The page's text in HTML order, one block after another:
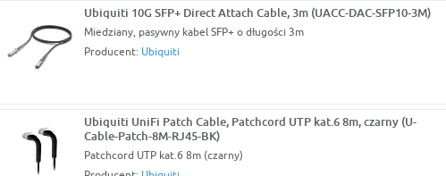
Ubiquiti 10G SFP+ Direct Attach Cable, 3m (UACC-DAC-SFP10-3M)
Miedziany, pasywny kabel SFP+ o długości 3m
Producent: Ubiquiti
Ubiquiti UniFi Patch Cable, Patchcord UTP kat.6 8m, czarny (U-
Cable-Patch-8M-RJ45-BK)
Patchcord UTP kat.6 8m (czarny)